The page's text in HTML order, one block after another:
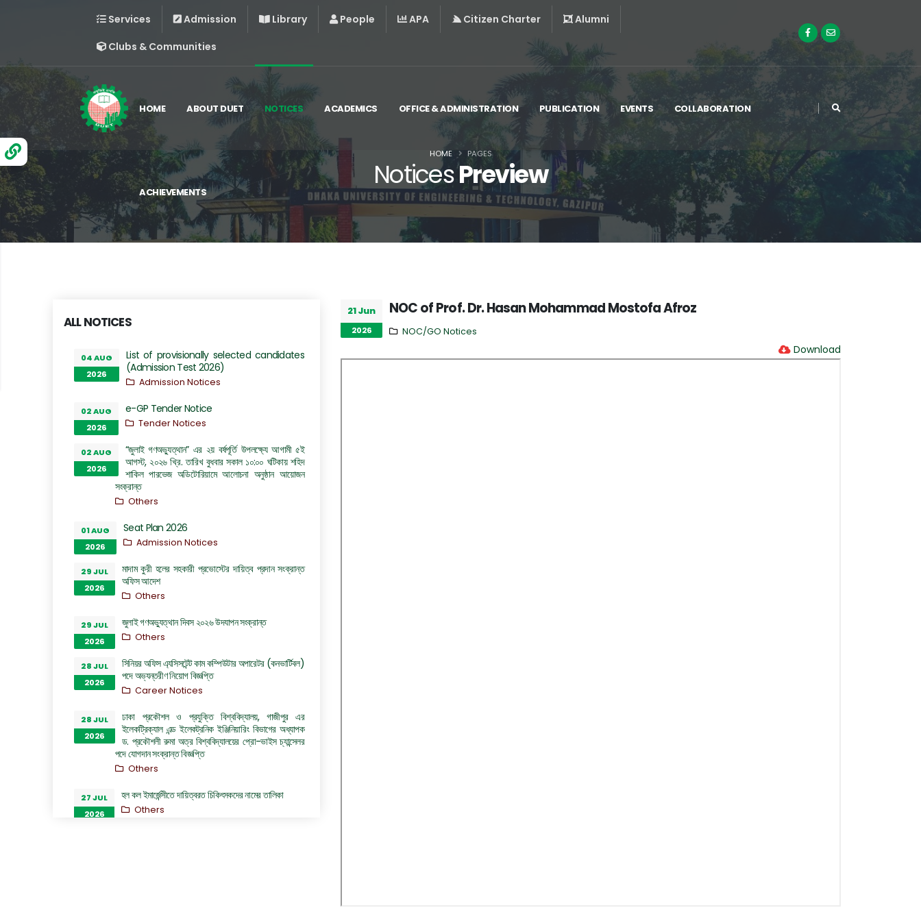
Services Admission Library People APA Citizen Charter
Alumni
Clubs & Communities
HOME ABOUT DUET NOTICES ACADEMICS OFFICE & ADMINISTRATION PUBLICATION EVENTS COLLABORATION
ACHIEVEMENTS
NoticesPreview
HOME PAGES
ALL NOTICES
04 AUG
2026
List of provisionally selected candidates
(Admission Test 2026)
Admission Notices
02 AUG
2026
e-GP Tender Notice
Tender Notices
02 AUG
2026
“জুলাই গণঅভ্যুত্থান” এর ২য় বর্ষপূর্তি উপলক্ষ্যে আগামী ৫ই
আগস্ট, ২০২৬ খ্রি. তারিখ বুধবার সকাল ১০:০০ ঘটিকায় শহিদ
শাকিল পারভেজ অডিটোরিয়ামে আলোচনা অনুষ্ঠান আয়োজন
সংক্রান্ত
Others
01 AUG
2026
Seat Plan 2026
Admission Notices
29 JUL
2026
মাদাম কুরী হলের সহকারী প্রভোস্টের দায়িত্ব প্রদান সংক্রান্ত
অফিস আদেশ
Others
29 JUL
2026
জুলাই গণঅভ্যুত্থান দিবস ২০২৬ উদযাপন সংক্রান্ত
Others
28 JUL
2026
সিনিয়র অফিস এ্যসিসটেন্ট কাম কম্পিউটার অপারেটর (কনভার্টিবল)
পদে অভ্যন্তরীণ নিয়োগ বিজ্ঞপ্তি
Career Notices
28 JUL
2026
ঢাকা প্রকৌশল ও প্রযুক্তি বিশ্ববিদ্যালয়, গাজীপুর এর
ইলেকট্রিক্যাল এন্ড ইলেকট্রনিক ইঞ্জিনিয়ারিং বিভাগের অধ্যাপক
ড. প্রকৌশলী রুমা অত্র বিশ্ববিদ্যালয়ের প্রো-ভাইস চ্যান্সেলর
পদে যোগদান সংক্রান্ত বিজ্ঞপ্তি
Others
27 JUL
2026
হল কল ইমার্জেন্সীতে দায়িত্বরত চিকিৎসকদের নামের তালিকা
Others
21 Jun
2026
NOC of Prof. Dr. Hasan Mohammad Mostofa Afroz
NOC/GO Notices
Download